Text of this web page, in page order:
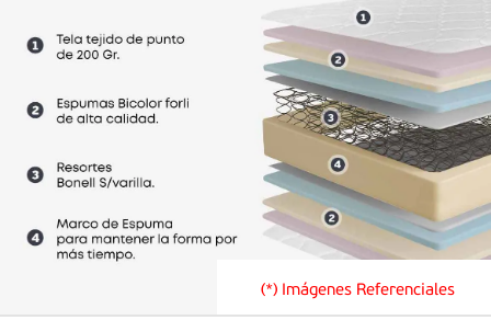
(*) Imágenes Referenciales